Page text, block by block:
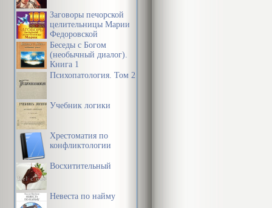
Заговоры печорской
целительницы Марии
Федоровской
Беседы с Богом
(необычный диалог).
Книга 1
Психопатология. Том 2
Учебник логики
Хрестоматия по
конфликтологии
Восхитительный
Невеста по найму